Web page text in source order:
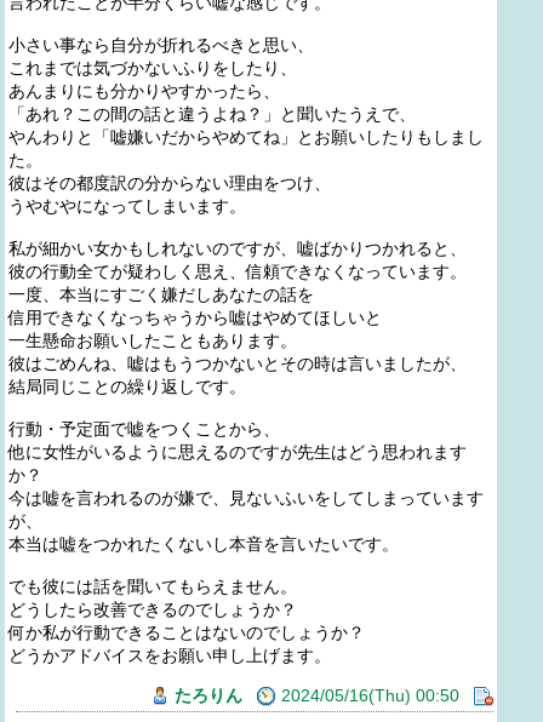
小さい事なら自分が折れるべきと思い、
これまでは気づかないふりをしたり、
あんまりにも分かりやすかったら、
「あれ？この間の話と違うよね？」と聞いたうえで、
やんわりと「嘘嫌いだからやめてね」とお願いしたりもしまし
た。
彼はその都度訳の分からない理由をつけ、
うやむやになってしまいます。
私が細かい女かもしれないのですが、嘘ばかりつかれると、
彼の行動全てが疑わしく思え、信頼できなくなっています。
一度、本当にすごく嫌だしあなたの話を
信用できなくなっちゃうから嘘はやめてほしいと
一生懸命お願いしたこともあります。
彼はごめんね、嘘はもうつかないとその時は言いましたが、
結局同じことの繰り返しです。
行動・予定面で嘘をつくことから、
他に女性がいるように思えるのですが先生はどう思われます
か？
今は嘘を言われるのが嫌で、見ないふいをしてしまっています
が、
本当は嘘をつかれたくないし本音を言いたいです。
でも彼には話を聞いてもらえません。
どうしたら改善できるのでしょうか？
何か私が行動できることはないのでしょうか？
どうかアドバイスをお願い申し上げます。
たろりん 2024/05/16(Thu) 00:50